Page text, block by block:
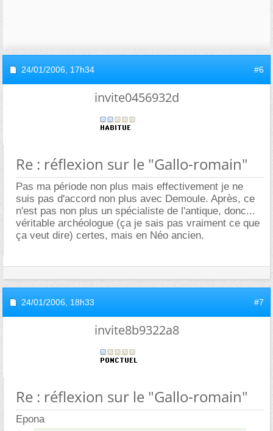
24/01/2006, 17h34 #6
invite0456932d
Re : réflexion sur le "Gallo-romain"
Pas ma période non plus mais effectivement je ne
suis pas d'accord non plus avec Demoule. Après, ce
n'est pas non plus un spécialiste de l'antique, donc...
véritable archéologue (ça je sais pas vraiment ce que
ça veut dire) certes, mais en Néo ancien.
24/01/2006, 18h33 #7
invite8b9322a8
Re : réflexion sur le "Gallo-romain"
Epona